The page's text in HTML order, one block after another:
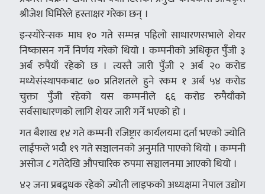
श्रीजेश घिमिरेले हस्ताक्षर गरेका छन् ।
इन्स्योरेन्सक माघ १० गते सम्पन्न पहिलो साधारणसभाले शेयर
निष्कासन गर्ने निर्णय गरेको थियो । कम्पनीको अधिकृत पुँजी ३
अर्ब रुपैयाँ रहेको छ । त्यस्तै जारी पुँजी २ अर्ब २० करोड
मध्येसंस्थापकबाट ७० प्रतिशतले हुने रकम १ अर्ब ५४ करोड
चुक्ता पुँजी रहेको यस कम्पनीले ६६ करोड रुपैयाँको
सर्वसाधारणको लागि शेयर जारी गर्ने भएको हो ।
गत बैशाख १४ गते कम्पनी रजिष्ट्रार कार्यलयमा दर्ता भएको ज्योति
लाईफले भदौ १९ गते सञ्चालनको अनुमति पाएको थियो । कम्पनी
असोज ८ गतेदेखि औपचारिक रुपमा सञ्चालनमा आएको थियो ।
४२ जना प्रबद्र्धक रहेको ज्योती लाइफको अध्यक्षमा नेपाल उद्योग